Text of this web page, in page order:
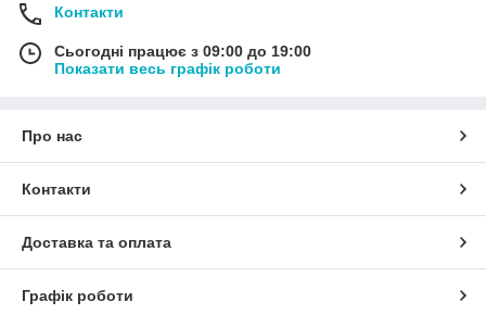
Контакти
Сьогодні працює з 09:00 до 19:00
Показати весь графік роботи
Про нас
Контакти
Доставка та оплата
Графік роботи